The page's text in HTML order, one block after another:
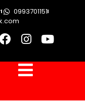
0993701151